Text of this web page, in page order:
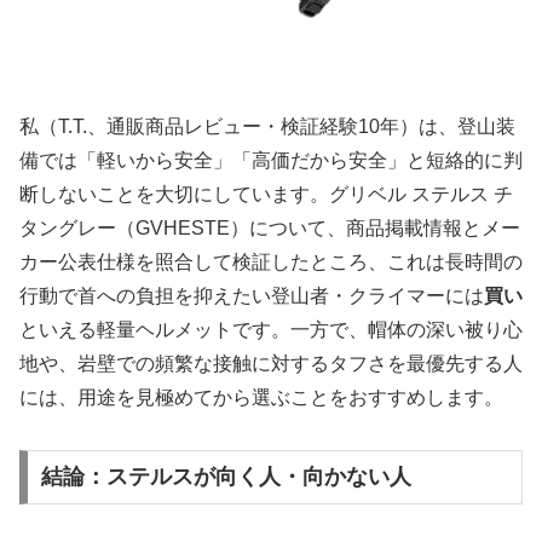
私（T.T.、通販商品レビュー・検証経験10年）は、登山装
備では「軽いから安全」「高価だから安全」と短絡的に判
断しないことを大切にしています。グリベル ステルス チ
タングレー（GVHESTE）について、商品掲載情報とメー
カー公表仕様を照合して検証したところ、これは長時間の
行動で首への負担を抑えたい登山者・クライマーには買い
といえる軽量ヘルメットです。一方で、帽体の深い被り心
地や、岩壁での頻繁な接触に対するタフさを最優先する人
には、用途を見極めてから選ぶことをおすすめします。
結論：ステルスが向く人・向かない人